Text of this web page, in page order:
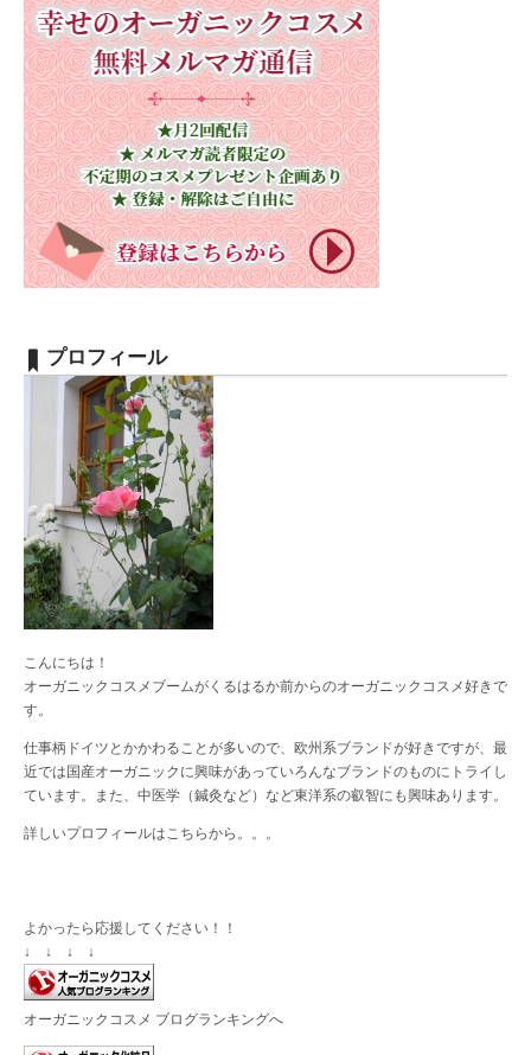
プロフィール
こんにちは！
オーガニックコスメブームがくるはるか前からのオーガニックコスメ好きで
す。
仕事柄ドイツとかかわることが多いので、欧州系ブランドが好きですが、最
近では国産オーガニックに興味があっていろんなブランドのものにトライし
ています。また、中医学（鍼灸など）など東洋系の叡智にも興味あります。
詳しいプロフィールは こちらから。。。
よかったら応援してください！！
↓ ↓ ↓ ↓
オーガニックコスメ ブログランキングへ